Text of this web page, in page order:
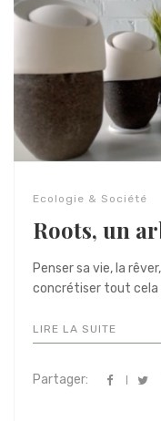
Ecologie & Société
Roots, un
Penser sa vie, la
concrétiser tout cela
LIRE LA SUITE
Partager: